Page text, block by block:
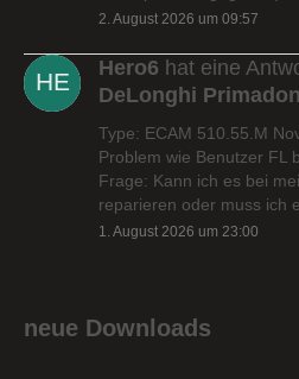
2. August 2026 um 09:57
Hero6 hat eine
DeLonghi
Type: ECAM 510.55.M
Problem wie Benutzer FL
Frage: Kann ich es bei
reparieren oder muss ich
1. August 2026 um 23:00
neue Downloads